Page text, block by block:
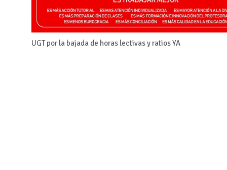
UGT por la bajada de horas lectivas y ratios YA